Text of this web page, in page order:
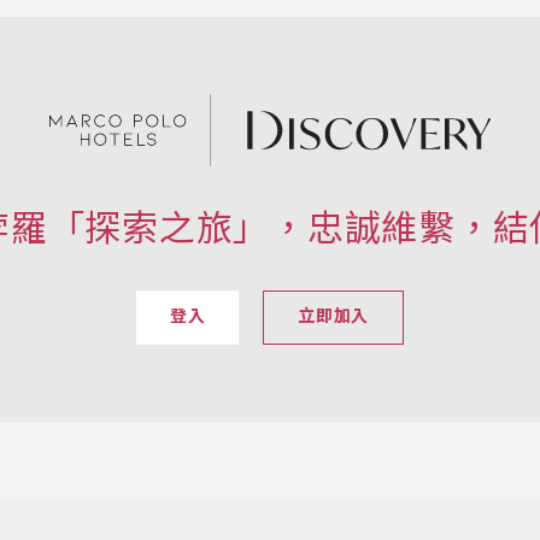
「探索之旅」，忠誠維繫，
登入 立即加入